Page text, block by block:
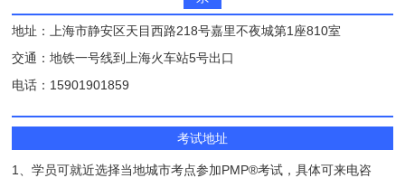
地址：上海市静安区天目西路218号嘉里不夜城第1座810室
交通：地铁一号线到上海火车站5号出口
电话：15901901859
考试地址
1、学员可就近选择当地城市考点参加PMP®考试，具体可来电咨